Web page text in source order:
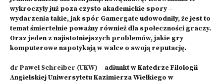
wykroczyły już poza czysto akademickie spory –
wydarzenia takie, jak spór Gamergate udowodniły, że jest to
temat śmiertelnie poważny również dla społeczności graczy.
Oraz jeden z najistotniejszych problemów, jakie gry
komputerowe napotykają w walce o swoją reputację.
dr Paweł Schreiber (UKW) – adiunkt w Katedrze Filologii
Angielskiej Uniwersytetu Kazimierza Wielkiego w